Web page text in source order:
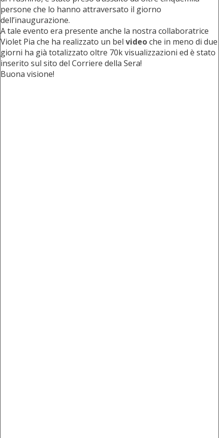
persone che lo hanno attraversato il giorno
dell’inaugurazione.
A tale evento era presente anche la nostra collaboratrice
Violet Pia che ha realizzato un bel videoche in meno di due
giorni ha già totalizzato oltre 70k visualizzazioni ed è stato
inserito sul sito del Corriere della Sera!
Buona visione!